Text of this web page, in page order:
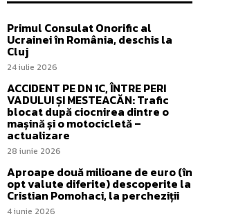
Primul Consulat Onorific al
Ucrainei în România, deschis la
Cluj
24 iulie 2026
ACCIDENT PE DN 1C, ÎNTRE PERI
VADULUI ȘI MESTEACĂN: Trafic
blocat după ciocnirea dintre o
mașină și o motocicletă –
actualizare
28 iunie 2026
Aproape două milioane de euro (în
opt valute diferite) descoperite la
Cristian Pomohaci, la percheziții
4 iunie 2026